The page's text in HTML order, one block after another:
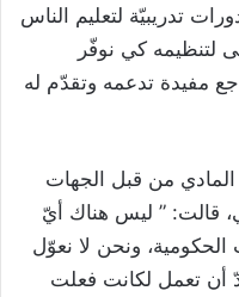
تدريبيّة لتعليم الناس
لتنظيمه كي نوفّر
مفيدة تدعمه وتقدّم له
المادي من قبل الجهات
قالت: ” ليس هناك أيّ
ونحن لا نعوّل
أن تعمل لكانت فعلت